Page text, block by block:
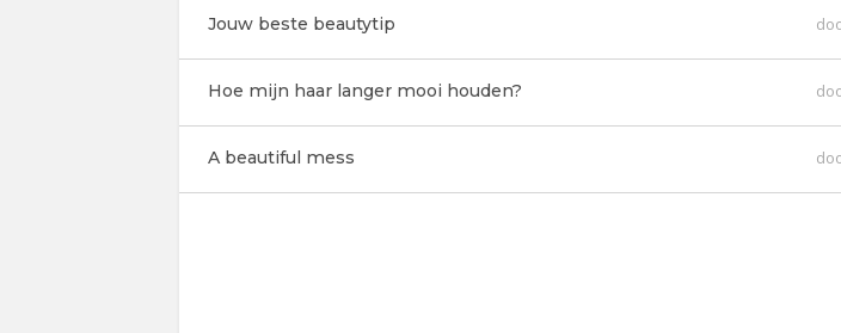
Jouw beste beautytip
Hoe mijn haar langer mooi houden?
A beautiful mess